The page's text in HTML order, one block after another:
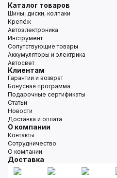
Каталог товаров
Шины, диски, колпаки
Крепёж
Автоэлектроника
Инструмент
Сопутствующие товары
Аккумуляторы и электрика
Автосвет
Клиентам
Гарантии и возврат
Бонусная программа
Подарочные сертификаты
Статьи
Новости
Доставка и оплата
О компании
Контакты
Сотрудничество
О компании
Доставка